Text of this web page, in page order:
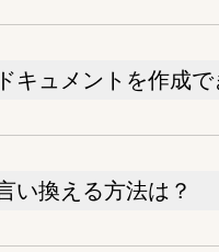
キュメントを作成で
い換える方法は？